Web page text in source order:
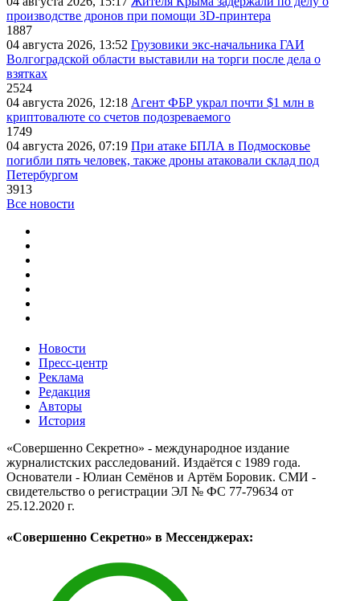
производстве дронов при помощи 3D‑принтера
1887
04 августа 2026, 13:52 Грузовики экс-начальника ГАИ
Волгоградской области выставили на торги после дела о
взятках
2524
04 августа 2026, 12:18 Агент ФБР украл почти $1 млн в
криптовалюте со счетов подозреваемого
1749
04 августа 2026, 07:19 При атаке БПЛА в Подмосковье
погибли пять человек, также дроны атаковали склад под
Петербургом
3913
Все новости
Новости
Пресс-центр
Реклама
Редакция
Авторы
История
«Совершенно Секретно» - международное издание
журналистских расследований. Издаётся с 1989 года.
Основатели - Юлиан Семёнов и Артём Боровик. CМИ -
свидетельство о регистрации ЭЛ № ФС 77-79634 от
25.12.2020 г.
«Совершенно Секретно» в Мессенджерах: